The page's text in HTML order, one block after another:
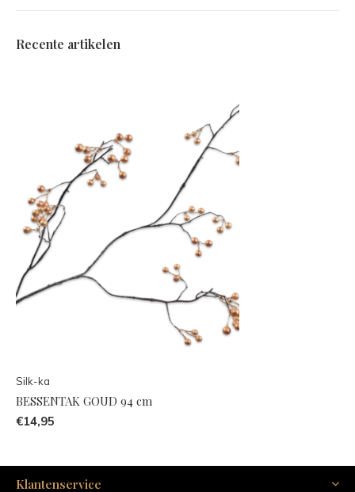
Recente artikelen
Silk-ka
BESSENTAK GOUD 94 cm
€14,95
Klantenservice